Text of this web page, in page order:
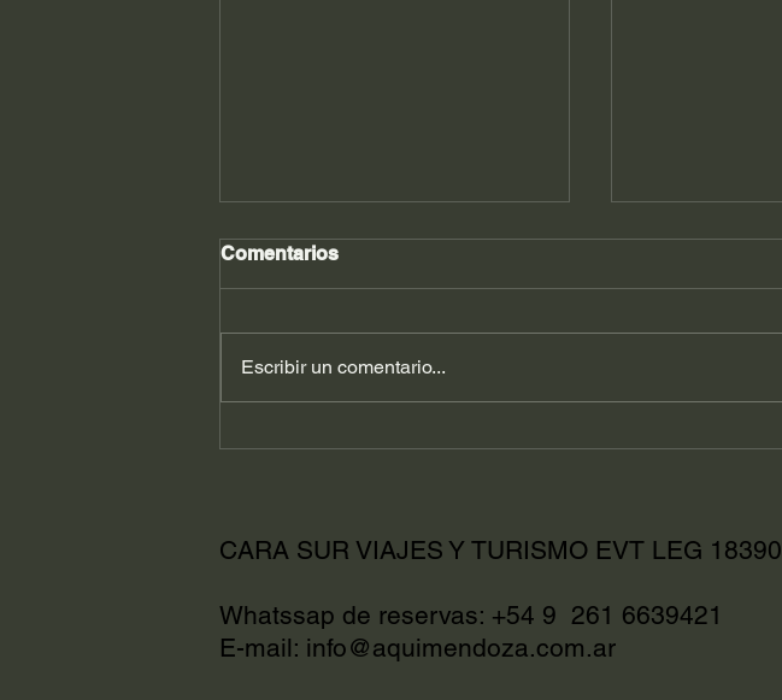
Comentarios
Escribir un comentario...
CARA SUR VIAJES Y TURISMO EVT LEG 18390
Whatssap de reservas: +54 9 261 6639421
E-mail: info@aquimendoza.com.ar